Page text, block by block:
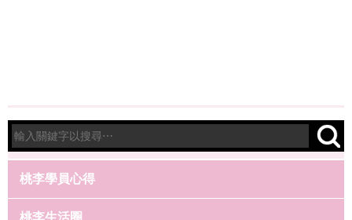
桃李學員心得
桃李生活圈